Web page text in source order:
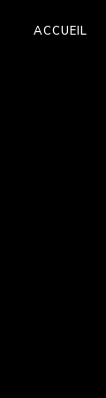
ACCUEIL